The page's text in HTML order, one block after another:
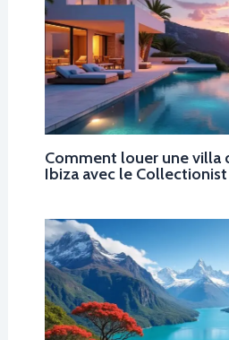
Comment louer une villa
Ibiza avec le Collectionist